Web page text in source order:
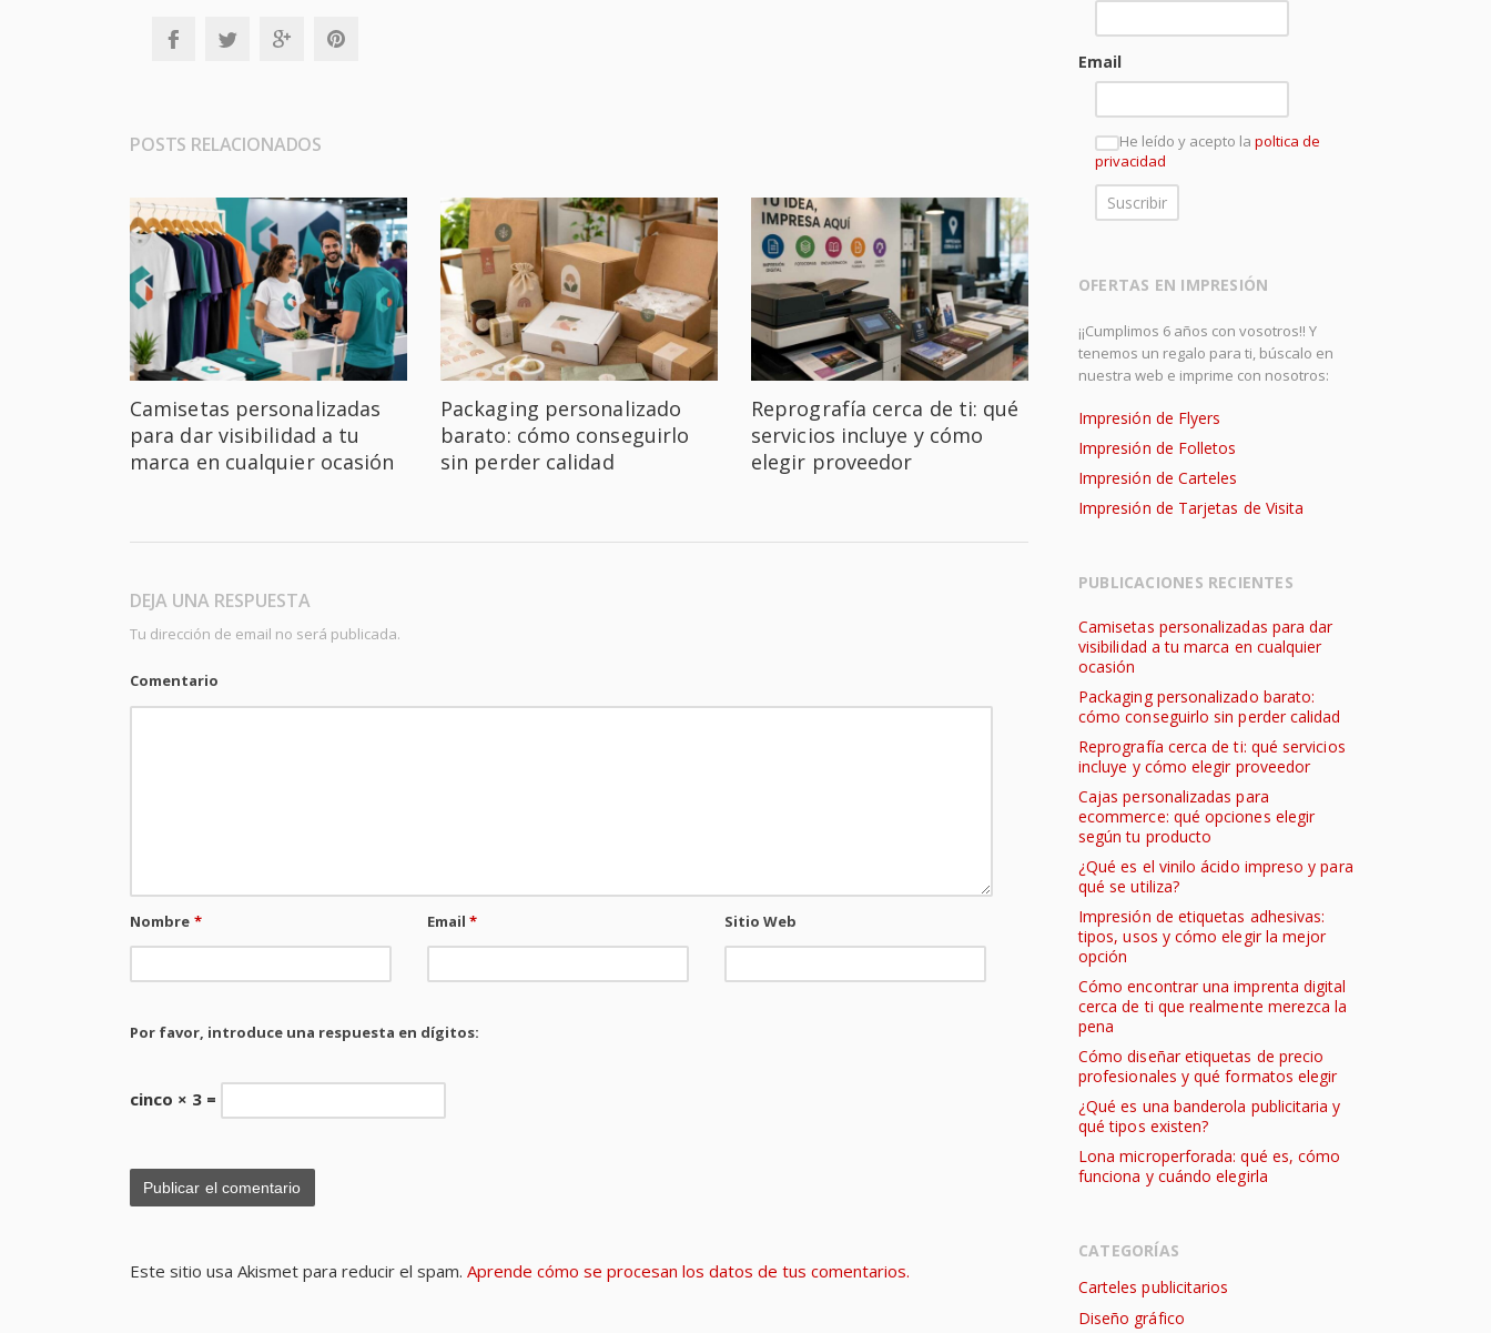
POSTS RELACIONADOS
Camisetas personalizadas
para dar visibilidad a tu
marca en cualquier ocasión
Packaging personalizado
barato: cómo conseguirlo
sin perder calidad
Reprografía cerca de ti: qué
servicios incluye y cómo
elegir proveedor
DEJA UNA RESPUESTA
Tu dirección de email no será publicada.
Comentario
Nombre * Email* Sitio Web
Por favor, introduce una respuesta en dígitos:
cinco × 3 =
Este sitio usa Akismet para reducir el spam. Aprende cómo se procesan los datos de tus comentarios.
Email
He leído y acepto la poltica de
privacidad
OFERTAS EN IMPRESIÓN
¡¡Cumplimos 6 años con vosotros!! Y
tenemos un regalo para ti, búscalo en
nuestra web e imprime con nosotros:
Impresión de Flyers
Impresión de Folletos
Impresión de Carteles
Impresión de Tarjetas de Visita
PUBLICACIONES RECIENTES
Camisetas personalizadas para dar
visibilidad a tu marca en cualquier
ocasión
Packaging personalizado barato:
cómo conseguirlo sin perder calidad
Reprografía cerca de ti: qué servicios
incluye y cómo elegir proveedor
Cajas personalizadas para
ecommerce: qué opciones elegir
según tu producto
¿Qué es el vinilo ácido impreso y para
qué se utiliza?
Impresión de etiquetas adhesivas:
tipos, usos y cómo elegir la mejor
opción
Cómo encontrar una imprenta digital
cerca de ti que realmente merezca la
pena
Cómo diseñar etiquetas de precio
profesionales y qué formatos elegir
¿Qué es una banderola publicitaria y
qué tipos existen?
Lona microperforada: qué es, cómo
funciona y cuándo elegirla
CATEGORÍAS
Carteles publicitarios
Diseño gráfico